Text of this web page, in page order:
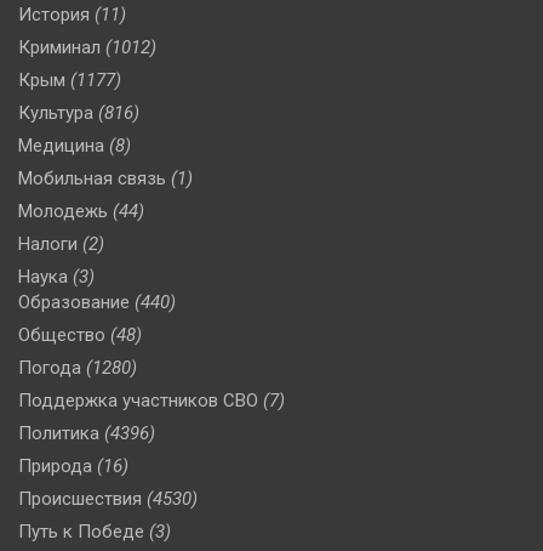
История (11)
Криминал (1012)
Крым (1177)
Культура (816)
Медицина (8)
Мобильная связь (1)
Молодежь (44)
Налоги (2)
Наука (3)
Образование (440)
Общество (48)
Погода (1280)
Поддержка участников СВО (7)
Политика (4396)
Природа (16)
Происшествия (4530)
Путь к Победе (3)